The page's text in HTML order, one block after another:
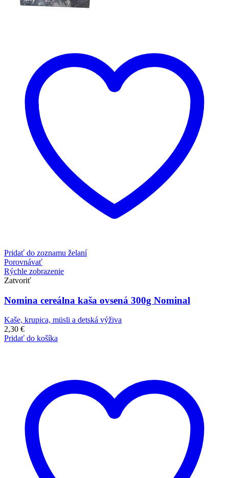
Pridať do zoznamu želaní
Porovnávať
Rýchle zobrazenie
Zatvoriť
Nomina cereálna kaša ovsená 300g Nominal
Kaše, krupica, müsli a detská výživa
2,30 €
Pridať do košíka